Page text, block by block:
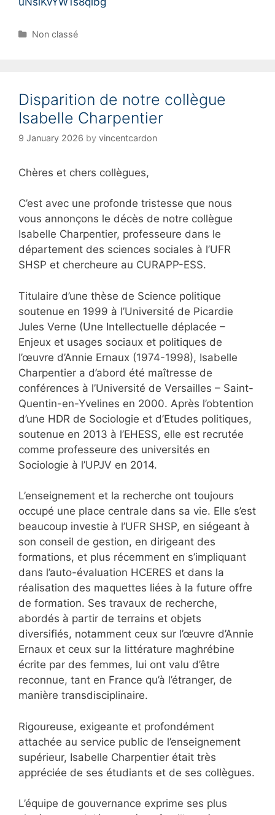
C
o
i
e
Non classé
Disparition de notre collègue
Isabelle Charpentier
9 January 2026 by vincentcardon
Chères et chers collègues,
C’est avec une profonde tristesse que nous
vous annonçons le décès de notre collègue
Isabelle Charpentier, professeure dans le
département des sciences sociales à l’UFR
SHSP et chercheure au CURAPP-ESS.
Titulaire d’une thèse de Science politique
soutenue en 1999 à l’Université de Picardie
Jules Verne (Une Intellectuelle déplacée –
Enjeux et usages sociaux et politiques de
l’œuvre d’Annie Ernaux (1974-1998), Isabelle
Charpentier a d’abord été maîtresse de
conférences à l’Université de Versailles – Saint-
Quentin-en-Yvelines en 2000. Après l’obtention
d’une HDR de Sociologie et d’Etudes politiques,
soutenue en 2013 à l’EHESS, elle est recrutée
comme professeure des universités en
Sociologie à l’UPJV en 2014.
L’enseignement et la recherche ont toujours
occupé une place centrale dans sa vie. Elle s’est
beaucoup investie à l’UFR SHSP, en siégeant à
son conseil de gestion, en dirigeant des
formations, et plus récemment en s’impliquant
dans l’auto-évaluation HCERES et dans la
réalisation des maquettes liées à la future offre
de formation. Ses travaux de recherche,
abordés à partir de terrains et objets
diversifiés, notamment ceux sur l’œuvre d’Annie
Ernaux et ceux sur la littérature maghrébine
écrite par des femmes, lui ont valu d’être
reconnue, tant en France qu’à l’étranger, de
manière transdisciplinaire.
Rigoureuse, exigeante et profondément
attachée au service public de l’enseignement
supérieur, Isabelle Charpentier était très
appréciée de ses étudiants et de ses collègues.
L’équipe de gouvernance exprime ses plus